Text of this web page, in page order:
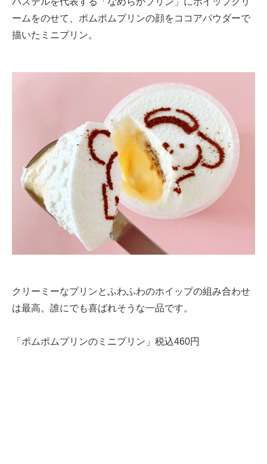
ームをのせて、ポムポムプリンの顔をココアパウダーで
描いたミニプリン。
クリーミーなプリンとふわふわのホイップの組み合わせ
は最高。誰にでも喜ばれそうな一品です。
「ポムポムプリンのミニプリン」税込460円